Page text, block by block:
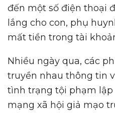
đến một số điện thoại
lắng cho con, phụ
mất tiền trong tài
Nhiều ngày qua, các
truyền nhau thông tin
tình trạng tội phạm lập
mạng xã hội giả mạo